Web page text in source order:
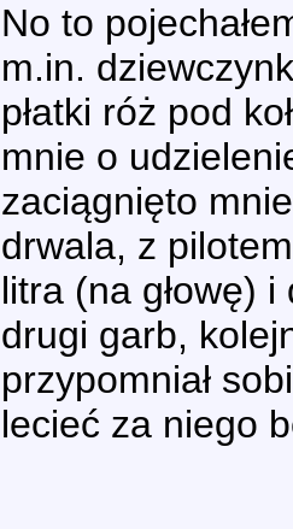
No to
m.in.
płatki róż pod
mnie o
zaciągnięto
drwala, z
litra (na głowę)
drugi garb,
przypomniał
lecieć za niego